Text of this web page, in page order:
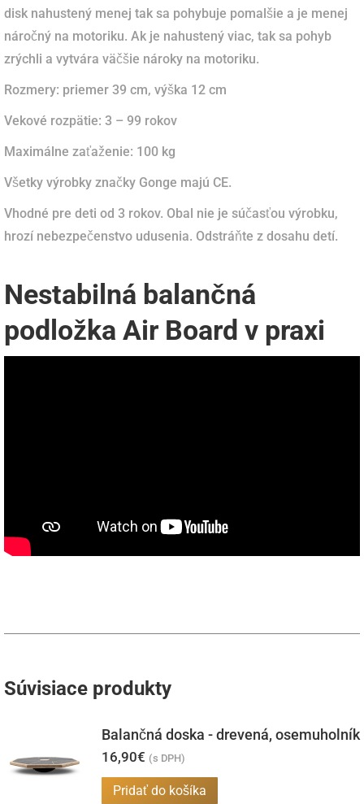
disk nahustený menej tak sa pohybuje pomalšie a je menej
náročný na motoriku. Ak je nahustený viac, tak sa pohyb
zrýchli a vytvára väčšie nároky na motoriku.
Rozmery: priemer 39 cm, výška 12 cm
Vekové rozpätie: 3 – 99 rokov
Maximálne zaťaženie: 100 kg
Všetky výrobky značky Gonge majú CE.
Vhodné pre deti od 3 rokov. Obal nie je súčasťou výrobku,
hrozí nebezpečenstvo udusenia. Odstráňte z dosahu detí.
Nestabilná balančná
podložka Air Board v praxi
Súvisiace produkty
Balančná doska - drevená, osemuholník
16,90€ (s DPH)
Pridať do košíka